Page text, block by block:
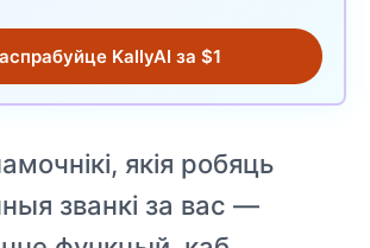
KallyAI за $1
якія робяць
званкі за вас —